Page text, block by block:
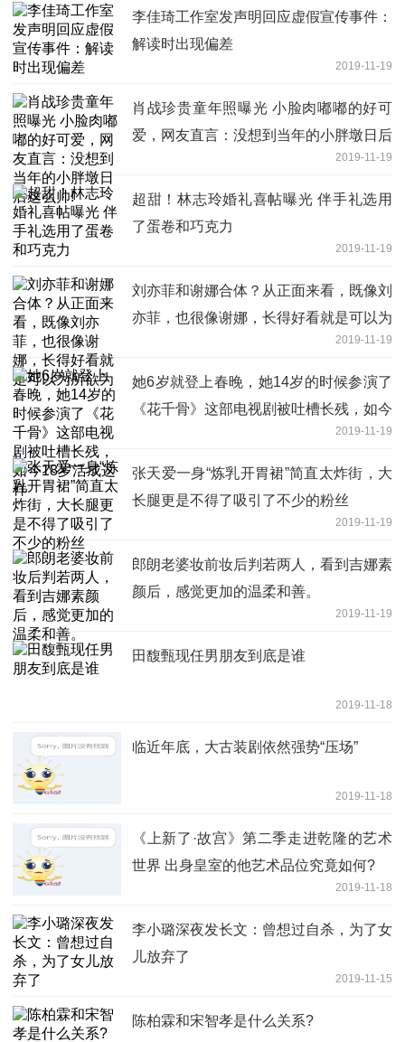
李佳琦工作室发声明回应虚假宣传事件：
解读时出现偏差
2019-11-19
肖战珍贵童年照曝光 小脸肉嘟嘟的好可
爱，网友直言：没想到当年的小胖墩日后
2019-11-19
超甜！林志玲婚礼喜帖曝光 伴手礼选用
了蛋卷和巧克力
2019-11-19
刘亦菲和谢娜合体？从正面来看，既像刘
亦菲，也很像谢娜，长得好看就是可以为
2019-11-19
她6岁就登上春晚，她14岁的时候参演了
《花千骨》这部电视剧被吐槽长残，如今
2019-11-19
张天爱一身“炼乳开胃裙”简直太炸街，大
长腿更是不得了吸引了不少的粉丝
2019-11-19
郎朗老婆妆前妆后判若两人，看到吉娜素
颜后，感觉更加的温柔和善。
2019-11-19
田馥甄现任男朋友到底是谁
2019-11-18
临近年底，大古装剧依然强势“压场”
2019-11-18
《上新了·故宫》第二季走进乾隆的艺术
世界 出身皇室的他艺术品位究竟如何?
2019-11-18
李小璐深夜发长文：曾想过自杀，为了女
儿放弃了
2019-11-15
陈柏霖和宋智孝是什么关系?